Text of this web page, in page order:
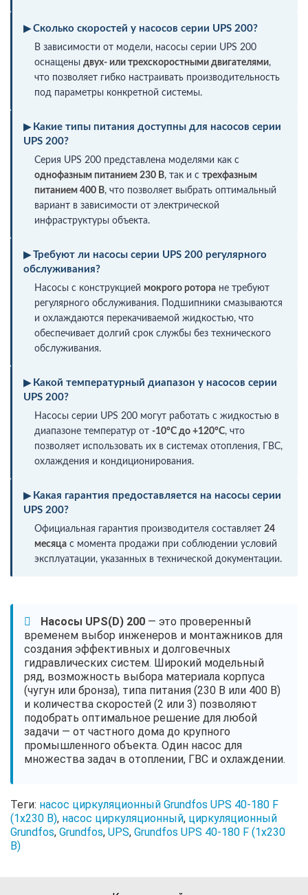
Сколько скоростей у насосов серии UPS 200?
В зависимости от модели, насосы серии UPS 200
оснащены двух- или трехскоростными двигателями,
что позволяет гибко настраивать производительность
под параметры конкретной системы.
Какие типы питания доступны для насосов серии
UPS 200?
Серия UPS 200 представлена моделями как с
однофазным питанием 230 В, так и с трехфазным
питанием 400 В, что позволяет выбрать оптимальный
вариант в зависимости от электрической
инфраструктуры объекта.
Требуют ли насосы серии UPS 200 регулярного
обслуживания?
Насосы с конструкцией мокрого ротора не требуют
регулярного обслуживания. Подшипники смазываются
и охлаждаются перекачиваемой жидкостью, что
обеспечивает долгий срок службы без технического
обслуживания.
Какой температурный диапазон у насосов серии
UPS 200?
Насосы серии UPS 200 могут работать с жидкостью в
диапазоне температур от -10°C до +120°C, что
позволяет использовать их в системах отопления, ГВС,
охлаждения и кондиционирования.
Какая гарантия предоставляется на насосы серии
UPS 200?
Официальная гарантия производителя составляет 24
месяца с момента продажи при соблюдении условий
эксплуатации, указанных в технической документации.
Насосы UPS(D) 200 — это проверенный
временем выбор инженеров и монтажников для
создания эффективных и долговечных
гидравлических систем. Широкий модельный
ряд, возможность выбора материала корпуса
(чугун или бронза), типа питания (230 В или 400 В)
и количества скоростей (2 или 3) позволяют
подобрать оптимальное решение для любой
задачи — от частного дома до крупного
промышленного объекта. Один насос для
множества задач в отоплении, ГВС и охлаждении.
Теги: насос циркуляционный Grundfos UPS 40-180 F
(1x230 В), насос циркуляционный, циркуляционный
Grundfos, Grundfos, UPS, Grundfos UPS 40-180 F (1x230
В)